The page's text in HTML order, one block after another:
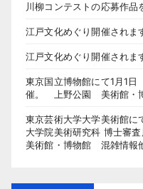
川柳コンテストの応募作品
江戸文化めぐり開催されま
江戸文化めぐり開催されま
東京国立博物館にて1月1日
催。 上野公園 美術館・
東京芸術大学大学美術館に
大学院美術研究科 博士審
美術館・博物館 混雑情報